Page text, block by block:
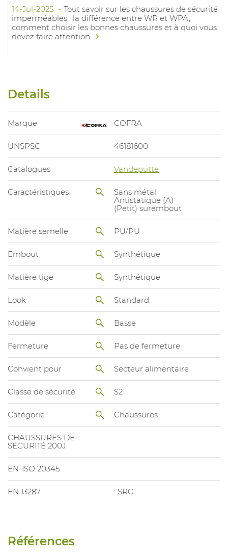
14-Jul-2025
Tout savoir sur les chaussures de sécurité
imperméables : la différence entre WR et WPA,
comment choisir les bonnes chaussures et à quoi vous
devez faire attention.
Details
Marque COFRA
UNSPSC 46181600
Catalogues Vandeputte
Caractéristiques
Sans métal
Antistatique (A)
(Petit) surembout
Matière semelle PU/PU
Embout Synthétique
Matière tige Synthétique
Look Standard
Modèle Basse
Fermeture Pas de fermeture
Convient pour Secteur alimentaire
Classe de sécurité S2
Catégorie Chaussures
CHAUSSURES DE
SÉCURITÉ 200J
EN-ISO 20345
EN 13287 : SRC
Références